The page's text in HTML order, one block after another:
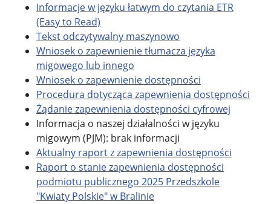
Informacje w języku łatwym do czytania ETR
(Easy to Read)
Tekst odczytywalny maszynowo
Wniosek o zapewnienie tłumacza języka
migowego lub innego
Wniosek o zapewnienie dostępności
Procedura dotycząca zapewnienia dostępności
Żądanie zapewnienia dostępności cyfrowej
Informacja o naszej działalności w języku
migowym (PJM): brak informacji
Aktualny raport z zapewnienia dostępności
Raport o stanie zapewnienia dostępności
podmiotu publicznego 2025 Przedszkole
"Kwiaty Polskie" w Bralinie